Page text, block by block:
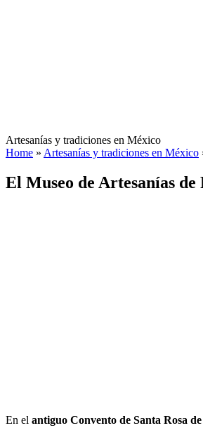
Artesanías y tradiciones en México
Home » Artesanías y tradiciones en México
El Museo de Artesanías de
En el antiguo Convento de Santa Rosa